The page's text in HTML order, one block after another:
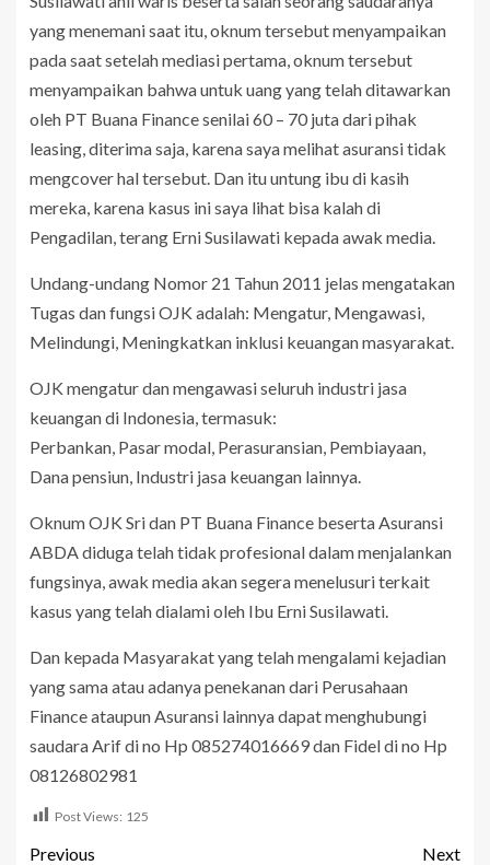
yang menemani saat itu, oknum tersebut menyampaikan
pada saat setelah mediasi pertama, oknum tersebut
menyampaikan bahwa untuk uang yang telah ditawarkan
oleh PT Buana Finance senilai 60 – 70 juta dari pihak
leasing, diterima saja, karena saya melihat asuransi tidak
mengcover hal tersebut. Dan itu untung ibu di kasih
mereka, karena kasus ini saya lihat bisa kalah di
Pengadilan, terang Erni Susilawati kepada awak media.
Undang-undang Nomor 21 Tahun 2011 jelas mengatakan
Tugas dan fungsi OJK adalah: Mengatur, Mengawasi,
Melindungi, Meningkatkan inklusi keuangan masyarakat.
OJK mengatur dan mengawasi seluruh industri jasa
keuangan di Indonesia, termasuk:
Perbankan, Pasar modal, Perasuransian, Pembiayaan,
Dana pensiun, Industri jasa keuangan lainnya.
Oknum OJK Sri dan PT Buana Finance beserta Asuransi
ABDA diduga telah tidak profesional dalam menjalankan
fungsinya, awak media akan segera menelusuri terkait
kasus yang telah dialami oleh Ibu Erni Susilawati.
Dan kepada Masyarakat yang telah mengalami kejadian
yang sama atau adanya penekanan dari Perusahaan
Finance ataupun Asuransi lainnya dapat menghubungi
saudara Arif di no Hp 085274016669 dan Fidel di no Hp
08126802981
Post Views: 125
Previous
Next